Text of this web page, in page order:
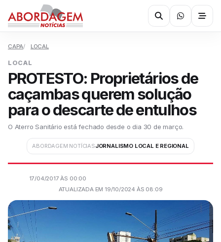
CAPA LOCAL
LOCAL
PROTESTO: Proprietários de
caçambas querem solução
para o descarte de entulhos
O Aterro Sanitário está fechado desde o dia 30 de março.
ABORDAGEM NOTÍCIASJORNALISMO LOCAL E REGIONAL
17/04/2017 ÀS 00:00
ATUALIZADA EM 19/10/2024 ÀS 08:09